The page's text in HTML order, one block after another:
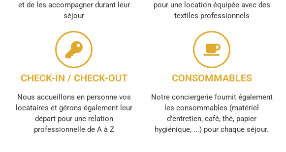
et de les accompagner durant leur
séjour
CHECK-IN / CHECK-OUT
Nous accueillons en personne vos
locataires et gérons également leur
départ pour une relation
professionnelle de A à Z
pour une location équipée avec des
textiles professionnels
CONSOMMABLES
Notre conciergerie fournit également
les consommables (matériel
d'entretien, café, thé, papier
hygiénique, ...) pour chaque séjour.